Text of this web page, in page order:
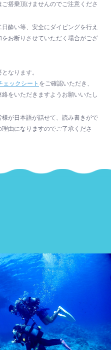
搭乗頂けませんのでご注意くださ
酔い等、安全にダイビングを行え
お断りさせていただく場合がござ
なります。
ックシート をご確認いただき、
絡をいただきますようお願いいたし
が日本語が話せて、読み書きがで
由になりますのでご了承くださ